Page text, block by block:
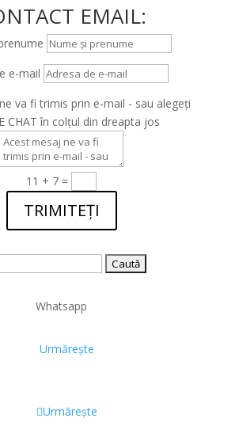
EMAIL:
e-mail
va fi trimis prin e-mail - sau alegeți
CHAT în colțul din dreapta jos
11 + 7 =
TRIMITEȚI
Whatsapp
Urmărește
Urmărește